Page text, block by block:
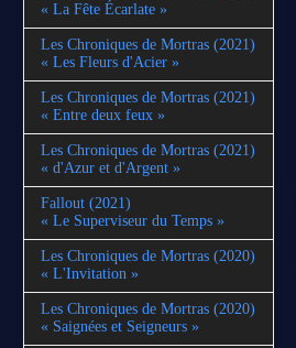
« La Fête Écarlate »
Les Chroniques de Mortras (2021)
« Les Fleurs d'Acier »
Les Chroniques de Mortras (2021)
« Entre deux feux »
Les Chroniques de Mortras (2021)
« d'Azur et d'Argent »
Fallout (2021)
« Le Superviseur du Temps »
Les Chroniques de Mortras (2020)
« L'Invitation »
Les Chroniques de Mortras (2020)
« Saignées et Seigneurs »